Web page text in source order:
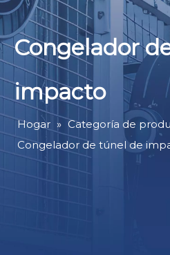
Congelador
impacto
Hogar » Categoría de
Congelador de túnel de